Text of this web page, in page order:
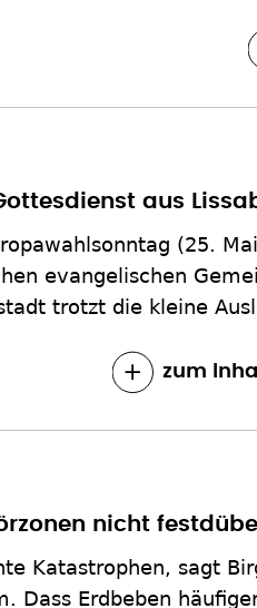
aus
(25.
evangelischen
trotzt die kleine
zum
nicht
Katastrophen, sagt
Dass Erdbeben